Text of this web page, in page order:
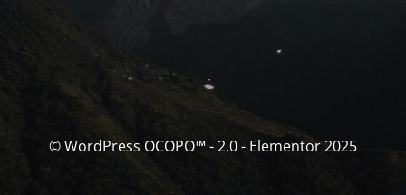
© WordPress OCOPO™ - 2.0 - Elementor 2025